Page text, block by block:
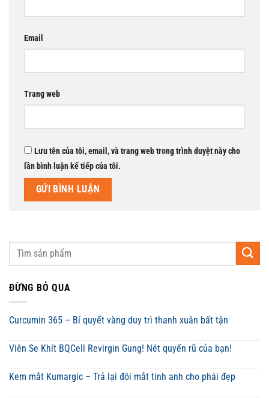
Email
Trang web
Lưu tên của tôi, email, và trang web trong trình duyệt này cho
lần bình luận kế tiếp của tôi.
ĐỪNG BỎ QUA
Curcumin 365 – Bí quyết vàng duy trì thanh xuân bất tận
Viên Se Khít BQCell Revirgin Gung! Nét quyến rũ của bạn!
Kem mắt Kumargic – Trả lại đôi mắt tinh anh cho phái đẹp